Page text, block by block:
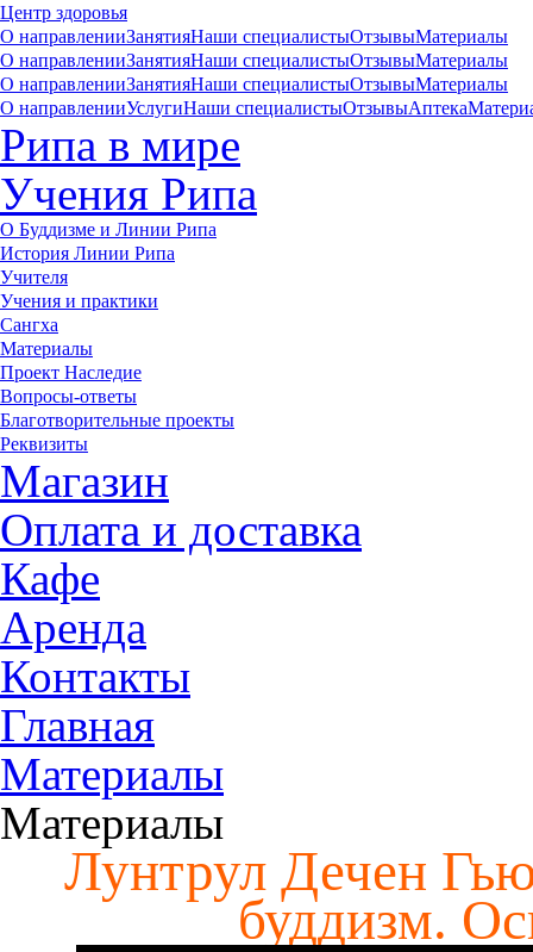
Центр здоровья
О направленииЗанятияНаши специалистыОтзывыМатериалы
О направленииЗанятияНаши специалистыОтзывыМатериалы
О направленииЗанятияНаши специалистыОтзывыМатериалы
О направленииУслугиНаши специалистыОтзывыАптека
Рипа в мире
Учения Рипа
О Буддизме и Линии Рипа
История Линии Рипа
Учителя
Учения и практики
Сангха
Материалы
Проект Наследие
Вопросы-ответы
Благотворительные проекты
Реквизиты
Магазин
Оплата и доставка
Кафе
Аренда
Контакты
Главная
Материалы
Материалы
Лунтрул Дечен
буддизм.